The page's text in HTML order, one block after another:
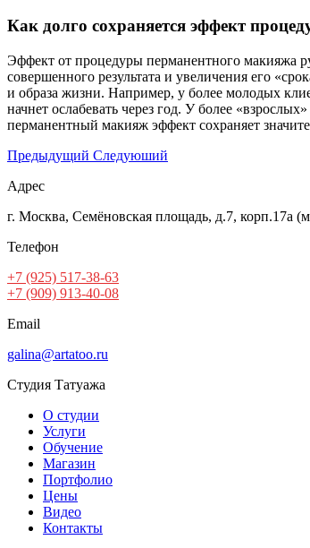
Как долго сохраняется эффект
Эффект от процедуры перманентного макияжа
совершенного результата и увеличения его
и образа жизни. Например, у более молодых
начнет ослабевать через год. У более
перманентный макияж эффект сохраняет
Предыдущий Следуюший
Адрес
г. Москва, Семёновская площадь, д.7, корп.17а
Телефон
+7 (925) 517-38-63
+7 (909) 913-40-08
Email
galina@artatoo.ru
Студия Татуажа
О студии
Услуги
Обучение
Магазин
Портфолио
Цены
Видео
Контакты